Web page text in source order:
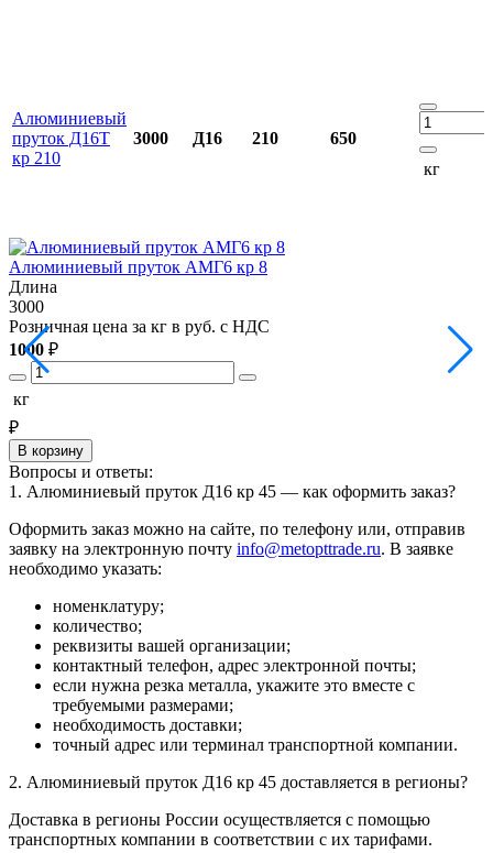
Алюминиевый
пруток Д16Т
кр 210
3000 Д16 210
650
кг
Алюминиевый пруток АМГ6 кр 8
Длина
3000
Розничная цена за кг в руб. с НДС
1000 ₽
кг
₽
В корзину
Вопросы и ответы:
1. Алюминиевый пруток Д16 кр 45 — как оформить заказ?
Оформить заказ можно на сайте, по телефону или, отправив
заявку на электронную почту info@metopttrade.ru. В заявке
необходимо указать:
номенклатуру;
количество;
реквизиты вашей организации;
контактный телефон, адрес электронной почты;
если нужна резка металла, укажите это вместе с
требуемыми размерами;
необходимость доставки;
точный адрес или терминал транспортной компании.
2. Алюминиевый пруток Д16 кр 45 доставляется в регионы?
Доставка в регионы России осуществляется с помощью
транспортных компании в соответствии с их тарифами.